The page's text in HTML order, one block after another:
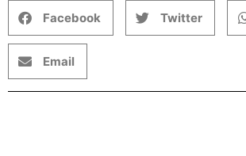
Facebook Twitter
Email